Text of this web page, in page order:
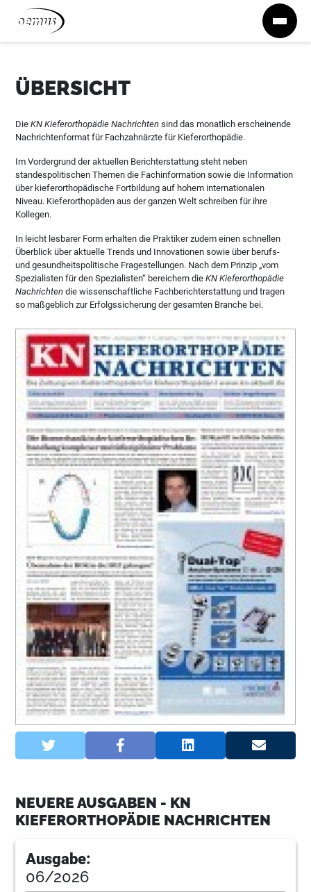
Zum Inhalt springen
ÜBERSICHT
DieKN Kieferorthopädie Nachrichten sind das monatlich erscheinende
Nachrichtenformat für Fachzahnärzte für Kieferorthopädie.
Im Vordergrund der aktuellen Berichterstattung steht neben
standespolitischen Themen die Fachinformation sowie die Information
über kieferorthopädische Fortbildung auf hohem internationalen
Niveau. Kieferorthopäden aus der ganzen Welt schreiben für ihre
Kollegen.
In leicht lesbarer Form erhalten die Praktiker zudem einen schnellen
Überblick über aktuelle Trends und Innovationen sowie über berufs-
und gesundheitspolitische Fragestellungen. Nach dem Prinzip „vom
Spezialisten für den Spezialisten“ bereichern dieKN Kieferorthopädie
Nachrichten die wissenschaftliche Fachberichterstattung und tragen
so maßgeblich zur Erfolgssicherung der gesamten Branche bei.
NEUERE AUSGABEN - KN
KIEFERORTHOPÄDIE NACHRICHTEN
Ausgabe:
06/2026